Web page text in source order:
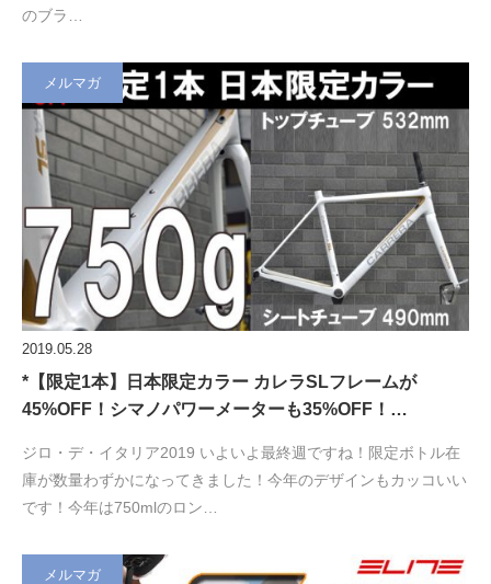
のブラ…
メルマガ
2019.05.28
*【限定1本】日本限定カラー カレラSLフレームが
45%OFF！シマノパワーメーターも35%OFF！…
ジロ・デ・イタリア2019 いよいよ最終週ですね！限定ボトル在
庫が数量わずかになってきました！今年のデザインもカッコいい
です！今年は750mlのロン…
メルマガ